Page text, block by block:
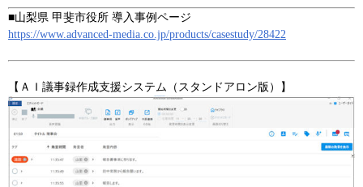
■山梨県 甲斐市役所 導入事例ページ
https://www.advanced-media.co.jp/products/casestudy/28422
【ＡＩ議事録作成支援システム（スタンドアロン版）】